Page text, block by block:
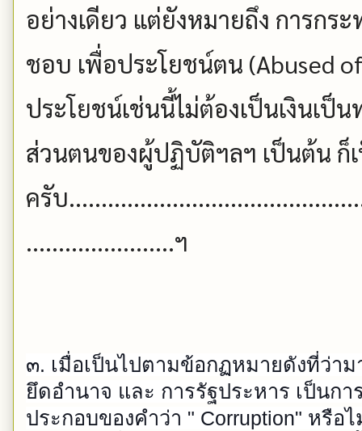
อย่างเดียว แต่ยังหมายถึง การกร
ชอบ เพื่อประโยชน์ตน (Abused
ประโยชน์เช่นนี้ไม่ต้องเป็นเงินเป็
ส่วนตนของผู้ปฏิบัติฯลฯ เป็นต้น ก็
ครับ
.......................ฯ
๓. เมื่อเป็นไปตามข้อกฏหมายดังที่ว่าม
ยึดอำนาจ และ การรัฐประหาร เป็นกา
ประกอบของคำว่า " Corruption" หรือ